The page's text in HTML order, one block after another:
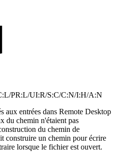
PR:L/UI:R/S:C/C:N/I:H/A:N
aux entrées dans Remote Desktop
du chemin n'étaient pas
du chemin de
construire un chemin pour écrire
lorsque le fichier est ouvert.